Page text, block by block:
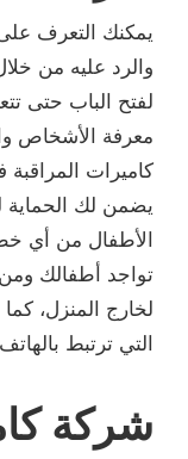
يمكنك التعرف
والرد عليه من
لفتح الباب حتى
معرفة الأشخاص
كاميرات
يضمن لك الحماية
الأطفال من أي
تواجد أطفالك
لخارج المنزل،
التي ترتبط
شركة